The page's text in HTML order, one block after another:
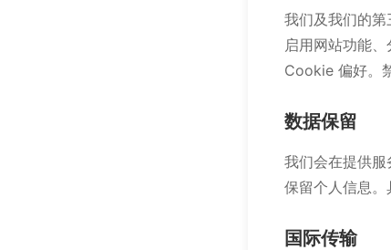
我们及我们的
启用网站功能
Cookie 偏好。
数据保留
我们会在提供
保留个人信息。
国际传输